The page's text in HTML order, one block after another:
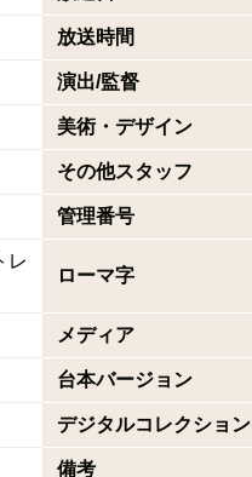
放送時間
演出/監督
美術・デザイン
その他スタッフ
管理番号
レ
ローマ字
メディア
台本バージョン
デジタルコレクション
備考